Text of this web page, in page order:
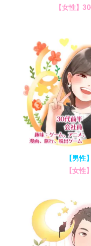
【女性】
【男性
【女性